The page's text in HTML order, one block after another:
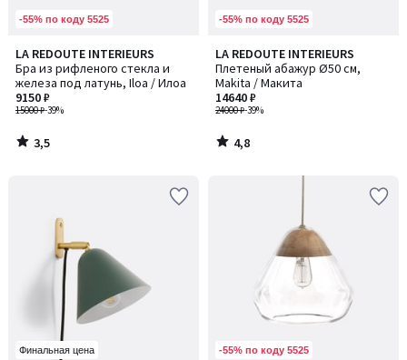
-55% по коду 5525
LA REDOUTE INTERIEURS
Бра из рифленого стекла и
железа под латунь, Iloa / Илоа
15000 ₽-39%
9150 ₽
3,5
/ 5
3,5
/
-55% по коду 5525
LA REDOUTE INTERIEURS
Плетеный абажур Ø50 см,
Makita / Макита
24000 ₽-39%
14640 ₽
4,8
/ 5
4,8
/
Финальная цена -55% по коду 5525